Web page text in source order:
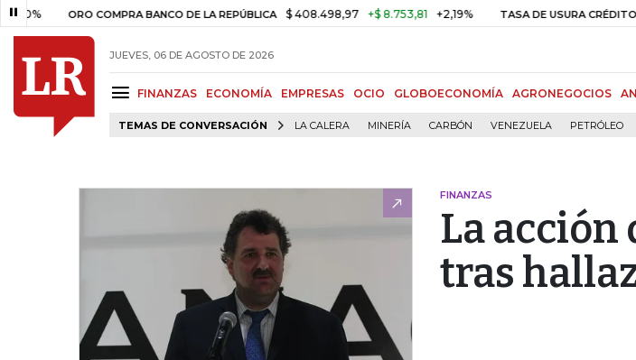
ORO COMPRA BANCO DE LA REPÚBLICA $ 408.498,97 +$ 8.753,81 +2,19% TASA DE USURA CRÉDITO
JUEVES, 06 DE AGOSTO DE 2026
FINANZAS ECONOMÍA EMPRESAS OCIO GLOBOECONOMÍA AGRONEGOCIOS
TEMAS DE CONVERSACIÓN LA CALERA MINERÍA CARBÓN VENEZUELA PETRÓLEO
FINANZAS
La acción
tras